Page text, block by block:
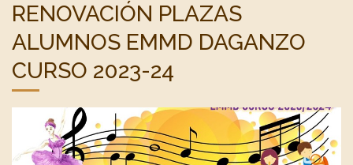
RENOVACIÓN PLAZAS
ALUMNOS EMMD DAGANZO
CURSO 2023-24